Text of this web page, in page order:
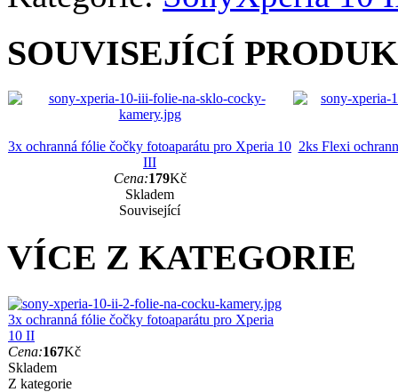
SOUVISEJÍCÍ
3x ochranná fólie čočky fotoaparátu pro Xperia 10
III
Cena:179Kč
Skladem
Související
2ks Flexi
VÍCE Z KATEGORIE
3x ochranná fólie čočky fotoaparátu pro Xperia
10 II
Cena:167Kč
Skladem
Z kategorie